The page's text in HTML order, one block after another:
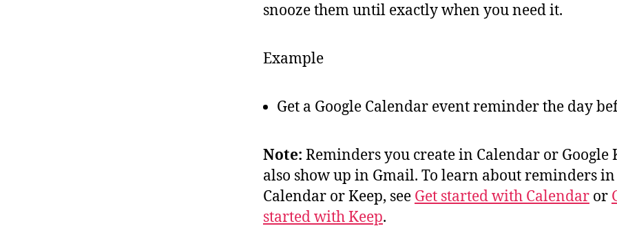
snooze them until exactly when you need it.
Example
Get a Google Calendar event reminder the day
Note: Reminders you create in Calendar or Google
also show up in Gmail. To learn about reminders in
Calendar or Keep, see Get started with Calendar or
started with Keep.